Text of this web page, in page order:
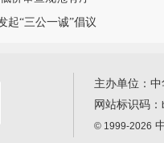
起“三公一诚”倡议
主办单位：
网站标识码：
© 1999-2026